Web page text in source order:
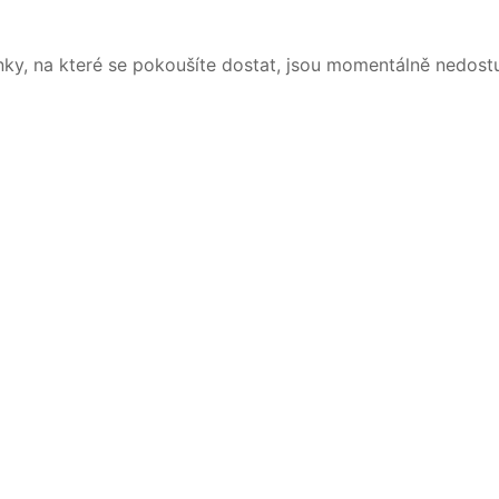
na které se pokoušíte dostat, jsou momentálně